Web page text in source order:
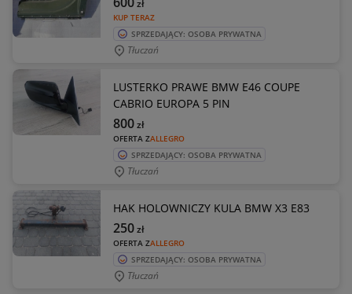
KUP TERAZ
zł
SPRZEDAJĄCY: OSOBA PRYWATNA
Tłuczań
LUSTERKO PRAWE BMW E46 COUPE
CABRIO EUROPA 5 PIN
OFERTA ZALLEGRO
800zł
SPRZEDAJĄCY: OSOBA PRYWATNA
Tłuczań
HAK HOLOWNICZY KULA BMW X3 E83
OFERTA ZALLEGRO
250zł
SPRZEDAJĄCY: OSOBA PRYWATNA
Tłuczań